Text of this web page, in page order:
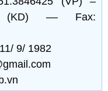
(KD) –– Fax:
9/ 1982